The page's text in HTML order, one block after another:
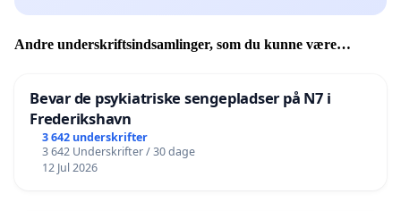
Andre underskriftsindsamlinger, som du kunne være
Bevar de psykiatriske sengepladser på N7 i
Frederikshavn
3 642 underskrifter
3 642 Underskrifter / 30 dage
12 Jul 2026